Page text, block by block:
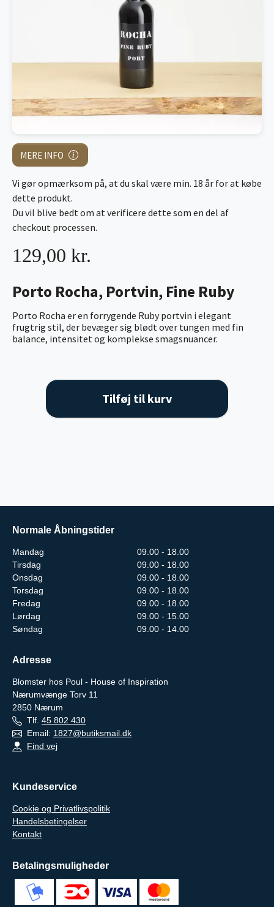
MERE INFO
Porto Rocha, Portvin, Fine Ruby
Porto Rocha er en forrygende Ruby portvin i elegant
frugtrig stil, der bevæger sig blødt over tungen med fin
balance, intensitet og komplekse smagsnuancer.
129,00 kr.
Vi gør opmærksom på, at du skal være min. 18 år for at købe
dette produkt.
Du vil blive bedt om at verificere dette som en del af
checkout processen.
Tilføj til kurv
Normale Åbningstider
Mandag
09.00 - 18.00
Tirsdag
09.00 - 18.00
Onsdag
09.00 - 18.00
Torsdag
09.00 - 18.00
Fredag
09.00 - 18.00
Lørdag
09.00 - 15.00
Søndag
09.00 - 14.00
Adresse
Blomster hos Poul - House of Inspiration
Nærumvænge Torv 11
2850 Nærum
Tlf. 45 802 430
Email: 1827@butiksmail.dk
Find vej
Kundeservice
Cookie og Privatlivspolitik
Handelsbetingelser
Kontakt
Betalingsmuligheder